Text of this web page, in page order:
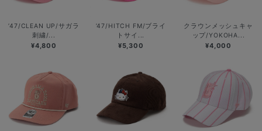
’47/CLEAN UP/サガラ
刺繍/...
¥4,800
’47/HITCH FM/ブライ
トサイ...
¥5,300
クラウンメッシュキャ
ップ/YOKOHA...
¥4,000